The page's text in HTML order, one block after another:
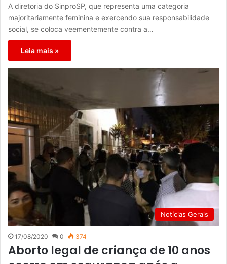
A diretoria do SinproSP, que representa uma categoria
majoritariamente feminina e exercendo sua responsabilidade
social, se coloca veementemente contra a…
Leia mais »
Notícias Gerais
17/08/2020 0 374
Aborto legal de criança de 10 anos